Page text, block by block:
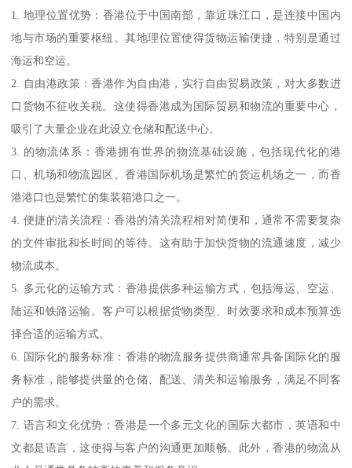
1. 地理位置优势：香港位于中国南部，靠近珠江口，是连接中国内
地与市场的重要枢纽。其地理位置使得货物运输便捷，特别是通过
海运和空运。
2. 自由港政策：香港作为自由港，实行自由贸易政策，对大多数进
口货物不征收关税。这使得香港成为国际贸易和物流的重要中心，
吸引了大量企业在此设立仓储和配送中心。
3. 的物流体系：香港拥有世界的物流基础设施，包括现代化的港
口、机场和物流园区。香港国际机场是繁忙的货运机场之一，而香
港港口也是繁忙的集装箱港口之一。
4. 便捷的清关流程：香港的清关流程相对简便和，通常不需要复杂
的文件审批和长时间的等待。这有助于加快货物的流通速度，减少
物流成本。
5. 多元化的运输方式：香港提供多种运输方式，包括海运、空运、
陆运和铁路运输。客户可以根据货物类型、时效要求和成本预算选
择合适的运输方式。
6. 国际化的服务标准：香港的物流服务提供商通常具备国际化的服
务标准，能够提供量的仓储、配送、清关和运输服务，满足不同客
户的需求。
7. 语言和文化优势：香港是一个多元文化的国际大都市，英语和中
文都是语言，这使得与客户的沟通更加顺畅。此外，香港的物流从